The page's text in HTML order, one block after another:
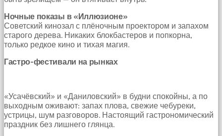
Ночные показы в «Иллюзионе»
Советский кинозал с плёночным проектором и запахом
старого дерева. Никаких блокбастеров и попкорна,
только редкое кино и тихая магия.
Гастро-фестивали на рынках
«Усачёвский» и «Даниловский» в будни спокойны, а по
выходным оживают: запах плова, свежие чебуреки,
устрицы, шум разговоров. Настоящий гастрономический
праздник без лишнего глянца.